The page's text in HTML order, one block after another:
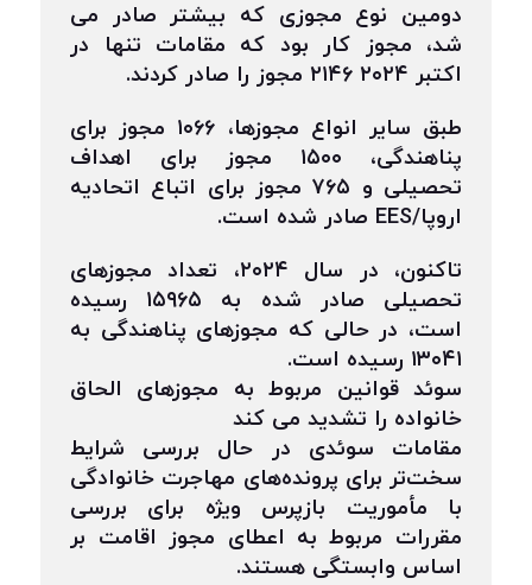
دومین نوع مجوزی که بیشتر صادر می
شد، مجوز کار بود که مقامات تنها در
اکتبر ۲۰۲۴ ۲۱۴۶ مجوز را صادر کردند.
طبق سایر انواع مجوزها، ۱۰۶۶ مجوز برای
پناهندگی، ۱۵۰۰ مجوز برای اهداف
تحصیلی و ۷۶۵ مجوز برای اتباع اتحادیه
اروپا/EES صادر شده است.
تاکنون، در سال ۲۰۲۴، تعداد مجوزهای
تحصیلی صادر شده به ۱۵۹۶۵ رسیده
است، در حالی که مجوزهای پناهندگی به
۱۳۰۴۱ رسیده است.
سوئد قوانین مربوط به مجوزهای الحاق
خانواده را تشدید می کند
مقامات سوئدی در حال بررسی شرایط
سخت‌تر برای پرونده‌های مهاجرت خانوادگی
با مأموریت بازپرس ویژه برای بررسی
مقررات مربوط به اعطای مجوز اقامت بر
اساس وابستگی هستند.